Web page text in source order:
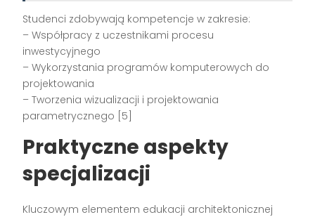
Studenci zdobywają kompetencje w zakresie:
– Współpracy z uczestnikami procesu
inwestycyjnego
– Wykorzystania programów komputerowych do
projektowania
– Tworzenia wizualizacji i projektowania
parametrycznego [5]
Praktyczne aspekty
specjalizacji
Kluczowym elementem edukacji architektonicznej